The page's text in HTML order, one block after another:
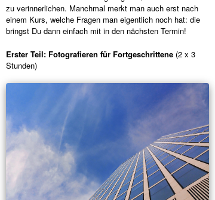
zu verinnerlichen. Manchmal merkt man auch erst nach
einem Kurs, welche Fragen man eigentlich noch hat: die
bringst Du dann einfach mit in den nächsten Termin!
Erster Teil: Fotografieren für Fortgeschrittene (2 x 3
Stunden)